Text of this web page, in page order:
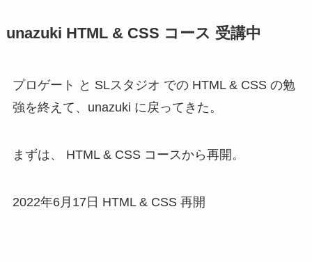
unazuki HTML & CSS コース 受講中
プロゲート と SLスタジオ での HTML & CSS の勉
強を終えて、unazuki に戻ってきた。
まずは、 HTML & CSS コースから再開。
2022年6月17日 HTML & CSS 再開